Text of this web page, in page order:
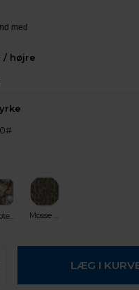
/ højre
Kryptek Sky Fall Mosse Oak Bottomland